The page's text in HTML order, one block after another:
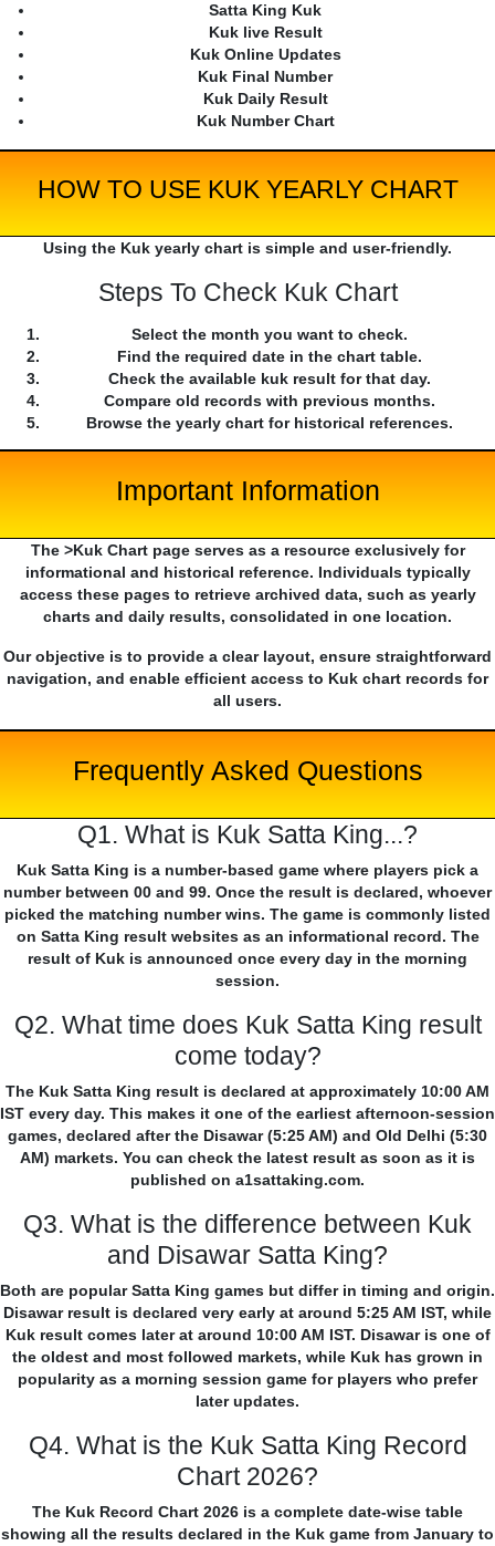
Satta King Kuk
Kuk live Result
Kuk Online Updates
Kuk Final Number
Kuk Daily Result
Kuk Number Chart
HOW TO USE KUK YEARLY CHART
Using the Kuk yearly chart is simple and user-friendly.
Steps To Check Kuk Chart
Select the month you want to check.
Find the required date in the chart table.
Check the available kuk result for that day.
Compare old records with previous months.
Browse the yearly chart for historical references.
Important Information
The >Kuk Chart page serves as a resource exclusively for
informational and historical reference. Individuals typically
access these pages to retrieve archived data, such as yearly
charts and daily results, consolidated in one location.
Our objective is to provide a clear layout, ensure straightforward
navigation, and enable efficient access to Kuk chart records for
all users.
Frequently Asked Questions
Q1. What is Kuk Satta King...?
Kuk Satta King is a number-based game where players pick a
number between 00 and 99. Once the result is declared, whoever
picked the matching number wins. The game is commonly listed
on Satta King result websites as an informational record. The
result of Kuk is announced once every day in the morning
session.
Q2. What time does Kuk Satta King result
come today?
The Kuk Satta King result is declared at approximately 10:00 AM
IST every day. This makes it one of the earliest afternoon-session
games, declared after the Disawar (5:25 AM) and Old Delhi (5:30
AM) markets. You can check the latest result as soon as it is
published on a1sattaking.com.
Q3. What is the difference between Kuk
and Disawar Satta King?
Both are popular Satta King games but differ in timing and origin.
Disawar result is declared very early at around 5:25 AM IST, while
Kuk result comes later at around 10:00 AM IST. Disawar is one of
the oldest and most followed markets, while Kuk has grown in
popularity as a morning session game for players who prefer
later updates.
Q4. What is the Kuk Satta King Record
Chart 2026?
The Kuk Record Chart 2026 is a complete date-wise table
showing all the results declared in the Kuk game from January to